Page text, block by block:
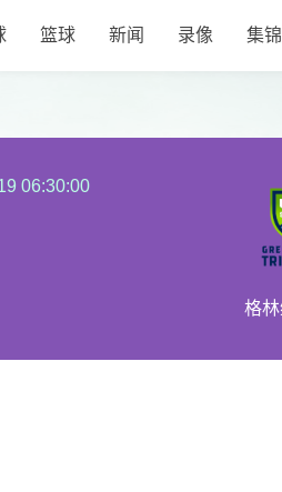
篮球 新闻 录像 集锦
06:30:00
格